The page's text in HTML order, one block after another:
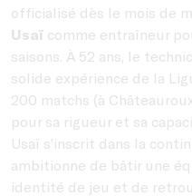
officialisé dès le mois de
Usaï comme entraîneur
saisons. À 52 ans, le
solide expérience de la
200 matchs (à
pour sa rigueur et sa
Usaï s’inscrit dans la
ambitionne de bâtir une
identité de jeu et de